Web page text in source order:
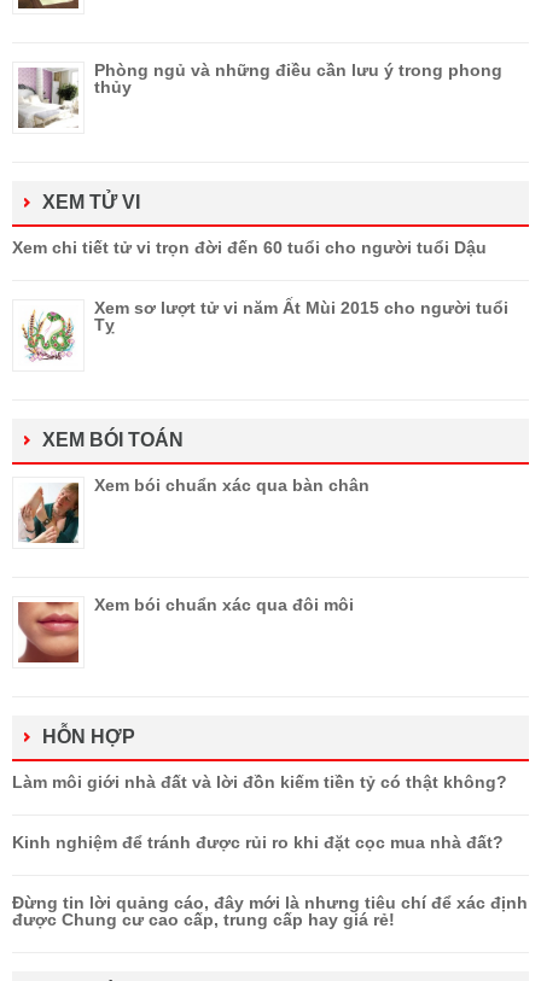
Phòng ngủ và những điều cần lưu ý trong phong
thủy
XEM TỬ VI
Xem chi tiết tử vi trọn đời đến 60 tuổi cho người tuổi Dậu
Xem sơ lượt tử vi năm Ất Mùi 2015 cho người tuổi
Tỵ
XEM BÓI TOÁN
Xem bói chuẩn xác qua bàn chân
Xem bói chuẩn xác qua đôi môi
HỖN HỢP
Làm môi giới nhà đất và lời đồn kiếm tiền tỷ có thật không?
Kinh nghiệm để tránh được rủi ro khi đặt cọc mua nhà đất?
Đừng tin lời quảng cáo, đây mới là nhưng tiêu chí để xác định
được Chung cư cao cấp, trung cấp hay giá rẻ!